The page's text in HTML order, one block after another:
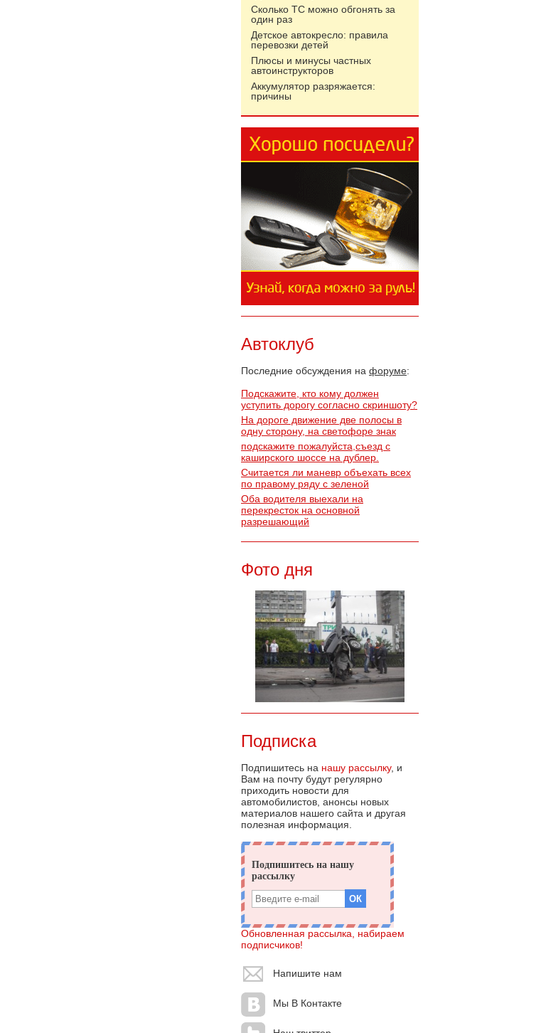
Сколько ТС можно обгонять за
один раз
Детское автокресло: правила
перевозки детей
Плюсы и минусы частных
автоинструкторов
Аккумулятор разряжается:
причины
Автоклуб
Последние обсуждения на форуме:
Подскажите, кто кому должен
уступить дорогу согласно скриншоту?
На дороге движение две полосы в
одну сторону, на светофоре знак
подскажите пожалуйста,съезд с
каширского шоссе на дублер.
Считается ли маневр объехать всех
по правому ряду с зеленой
Оба водителя выехали на
перекресток на основной
разрешающий
Фото дня
Подписка
Подпишитесь на нашу рассылку, и
Вам на почту будут регулярно
приходить новости для
автомобилистов, анонсы новых
материалов нашего сайта и другая
полезная информация.
Обновленная рассылка, набираем
подписчиков!
Напишите нам
Мы В Контакте